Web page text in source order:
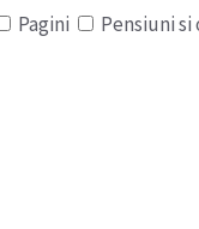
Pagini Pensiuni